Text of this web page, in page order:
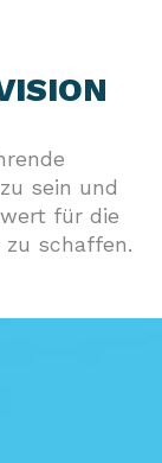
sein und
für die
schaffen.